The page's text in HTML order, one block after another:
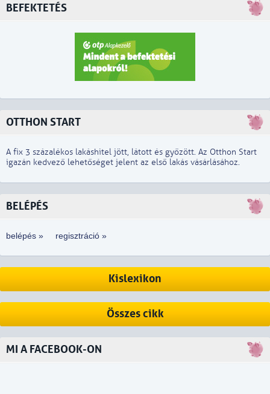
BEFEKTETÉS
OTTHON START
A fix 3 százalékos lakáshitel jött, látott és győzött. Az Otthon Start
igazán kedvező lehetőséget jelent az első lakás vásárlásához.
BELÉPÉS
belépés » regisztráció »
Kislexikon
Összes cikk
MI A FACEBOOK-ON